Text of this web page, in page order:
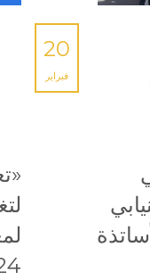
20
فبراير
ينفذ الأساتذة